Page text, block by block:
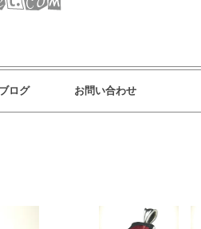
ブログ お問い合わせ